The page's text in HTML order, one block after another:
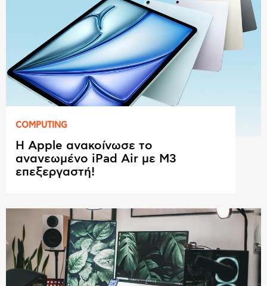
COMPUTING
Η Apple ανακοίνωσε το
ανανεωμένο iPad Air με M3
επεξεργαστή!